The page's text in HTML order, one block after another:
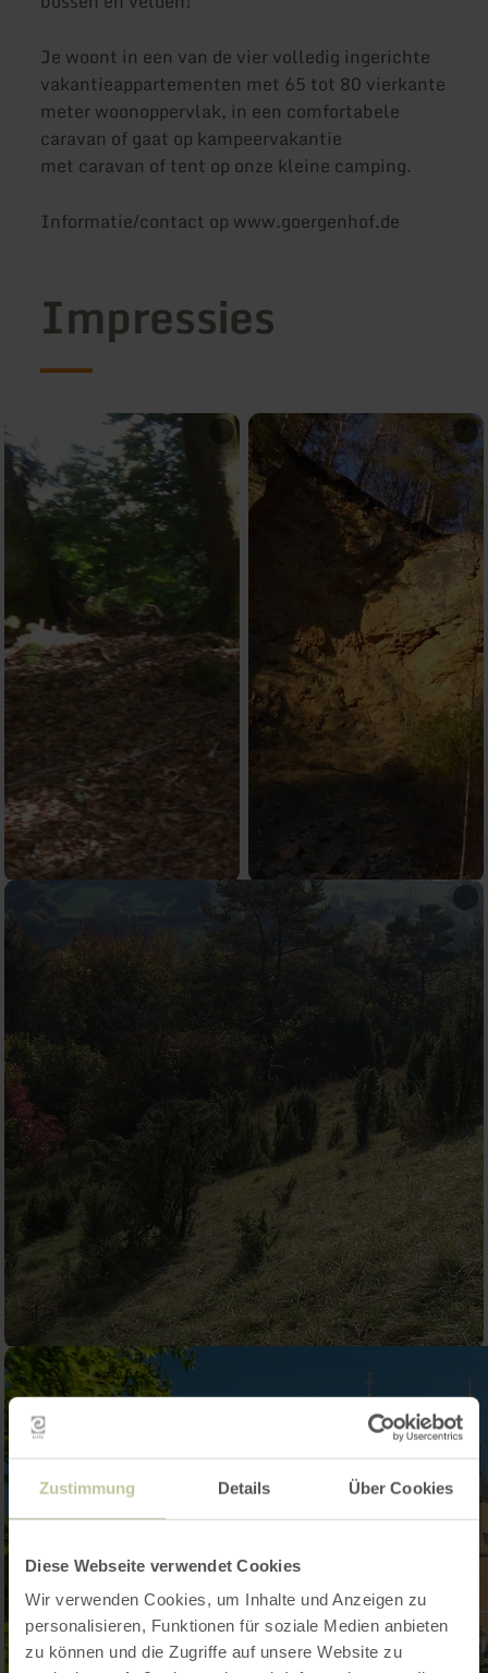
Zustimmung Details Über Cookies
Diese Webseite verwendet Cookies
Wir verwenden Cookies, um Inhalte und Anzeigen zu
personalisieren, Funktionen für soziale Medien anbieten
zu können und die Zugriffe auf unsere Website zu
Je woont in een van de vier volledig ingerichte
vakantieappartementen met 65 tot 80 vierkante
meter woonoppervlak, in een comfortabele
caravan of gaat op kampeervakantie
met caravan of tent op onze kleine camping.
Informatie/contact op www.goergenhof.de
Impressies